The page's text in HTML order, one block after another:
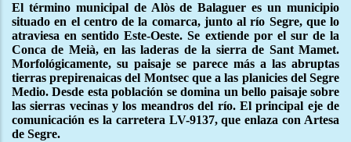
El término municipal de Alòs de Balaguer es un municipio
situado en el centro de la comarca, junto al río Segre, que lo
atraviesa en sentido Este-Oeste. Se extiende por el sur de la
Conca de Meià, en las laderas de la sierra de Sant Mamet.
Morfológicamente, su paisaje se parece más a las abruptas
tierras prepirenaicas del Montsec que a las planicies del Segre
Medio. Desde esta población se domina un bello paisaje sobre
las sierras vecinas y los meandros del río. El principal eje de
comunicación es la carretera LV-9137, que enlaza con Artesa
de Segre.